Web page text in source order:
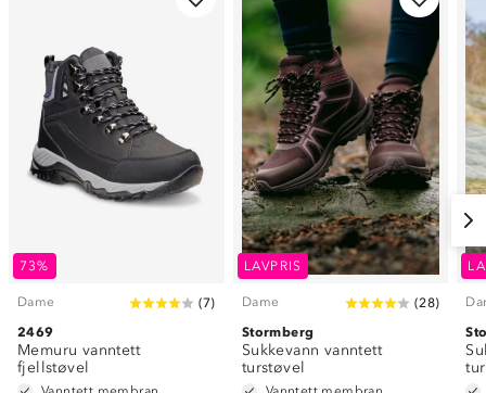
73%
Dame (7)
2469
Memuru vanntett
fjellstøvel
LAVPRIS
Dame (28)
Stormberg
Sukkevann vanntett
turstøvel